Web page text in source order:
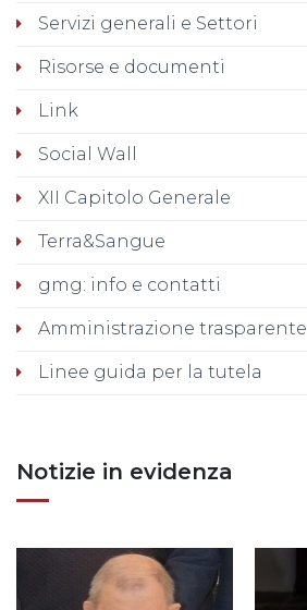
Servizi generali e Settori
Risorse e documenti
Link
Social Wall
XII Capitolo Generale
Terra&Sangue
gmg: info e contatti
Amministrazione trasparente
Linee guida per la tutela
Notizie in evidenza